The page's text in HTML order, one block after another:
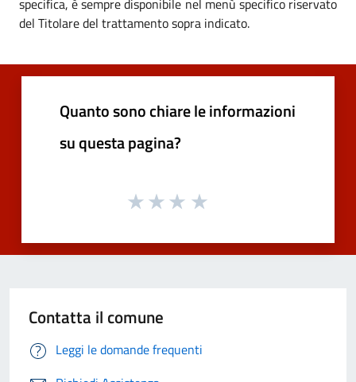
del Titolare del trattamento sopra indicato.
Quanto sono chiare le informazioni
su questa pagina?
Contatta il comune
Leggi le domande frequenti